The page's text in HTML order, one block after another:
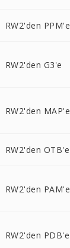
RW2'den PPM'e
RW2'den G3'e
RW2'den MAP'e
RW2'den OTB'e
RW2'den PAM'e
RW2'den PDB'e